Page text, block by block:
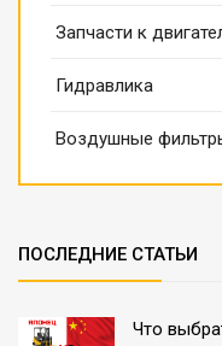
Запчасти к
Гидравлика
Воздушные
ПОСЛЕДНИЕ СТАТЬИ
Что